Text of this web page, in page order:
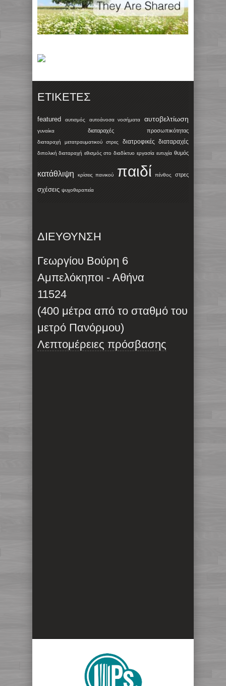
ΕΤΙΚΈΤΕΣ
featured αυτισμός αυτοάνοσα νοσήματα αυτοβελτίωση
γυναίκα διαταραχές προσωπικότητας
διαταραχή μετατραυματικού στρες διατροφικές διαταραχές
διπολική διαταραχή εθισμός στο διαδίκτυο εργασία ευτυχία θυμός
κατάθλιψη κρίσεις πανικού παιδί πένθος στρες
σχέσεις ψυχοθεραπεία
ΔΙΕΥΘΥΝΣΗ
Γεωργίου Βούρη 6
Αμπελόκηποι - Αθήνα
11524
(400 μέτρα από το σταθμό του
μετρό Πανόρμου)
Λεπτομέρειες πρόσβασης